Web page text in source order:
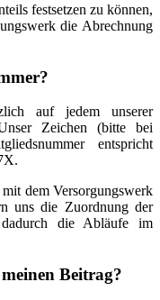
festsetzen zu können,
die Abrechnung
auf jedem unserer
Zeichen (bitte bei
entspricht
dem Versorgungswerk
uns die Zuordnung der
dadurch die Abläufe im
Beitrag?